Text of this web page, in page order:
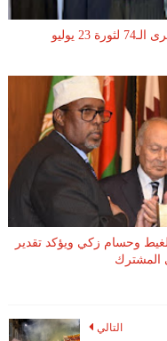
يوليو
وحسام زكي ويؤكد تقدير
المشترك
التالي